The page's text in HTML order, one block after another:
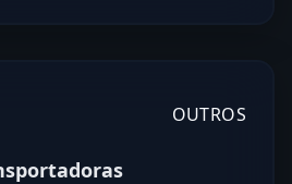
OUTROS